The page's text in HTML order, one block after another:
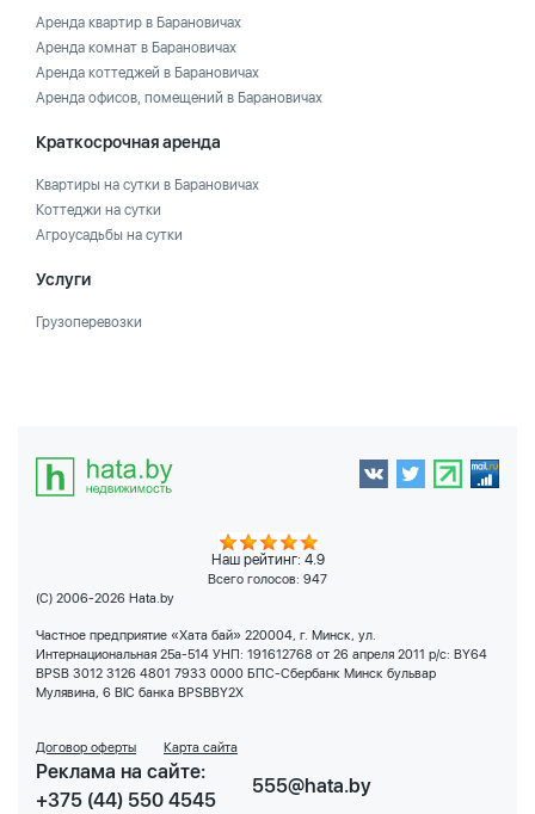
Аренда квартир в Барановичах
Аренда комнат в Барановичах
Аренда коттеджей в Барановичах
Аренда офисов, помещений в Барановичах
Краткосрочная аренда
Квартиры на сутки в Барановичах
Коттеджи на сутки
Агроусадьбы на сутки
Услуги
Грузоперевозки
Наш рейтинг: 4.9
Всего голосов: 947
(C) 2006-2026 Hata.by
Частное предприятие «Хата бай» 220004, г. Минск, ул.
Интернациональная 25а-514 УНП: 191612768 от 26 апреля 2011 р/с: BY64
BPSB 3012 3126 4801 7933 0000 БПС-Сбербанк Минск бульвар
Мулявина, 6 BIC банка BPSBBY2X
Договор оферты Карта сайта
Реклама на сайте:
+375 (44) 550 4545
555@hata.by